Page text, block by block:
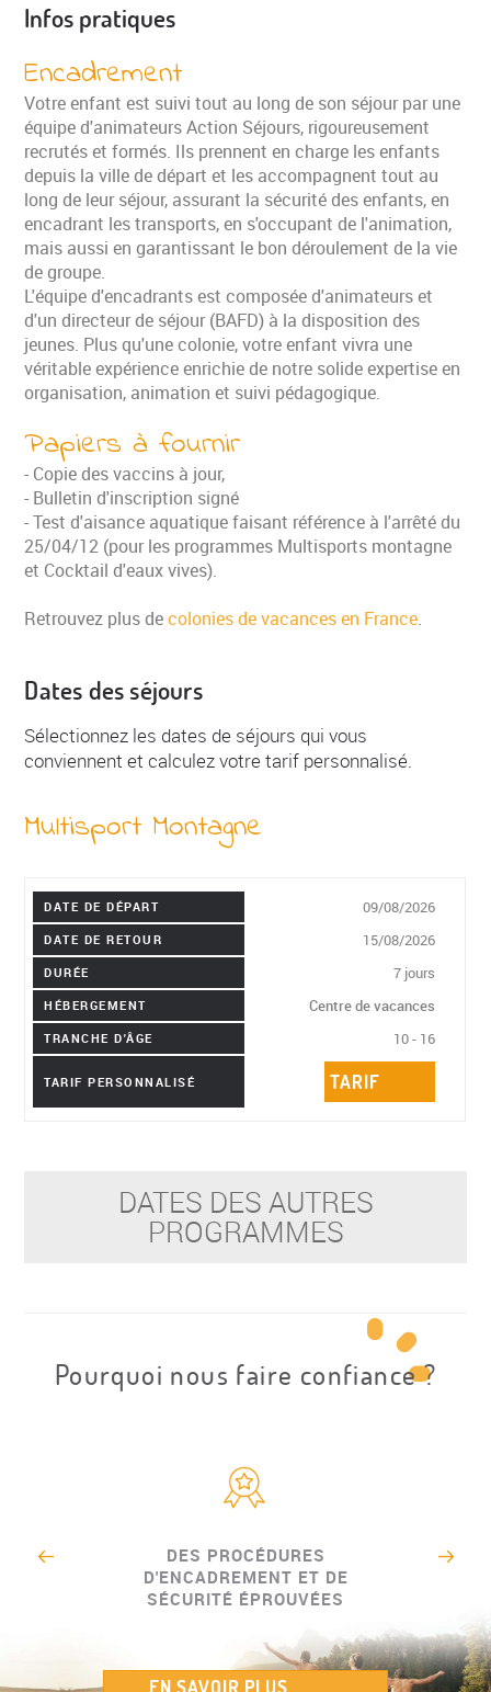
Infos pratiques
Encadrement
Votre enfant est suivi tout au long de son séjour par une
équipe d'animateurs Action Séjours, rigoureusement
recrutés et formés. Ils prennent en charge les enfants
depuis la ville de départ et les accompagnent tout au
long de leur séjour, assurant la sécurité des enfants, en
encadrant les transports, en s'occupant de l'animation,
mais aussi en garantissant le bon déroulement de la vie
de groupe.
L'équipe d'encadrants est composée d'animateurs et
d'un directeur de séjour (BAFD) à la disposition des
jeunes. Plus qu'une colonie, votre enfant vivra une
véritable expérience enrichie de notre solide expertise en
organisation, animation et suivi pédagogique.
Papiers à fournir
- Copie des vaccins à jour,
- Bulletin d'inscription signé
- Test d'aisance aquatique faisant référence à l'arrêté du
25/04/12 (pour les programmes Multisports montagne
et Cocktail d'eaux vives).
Retrouvez plus decolonies de vacances en France.
Dates des séjours
Sélectionnez les dates de séjours qui vous
conviennent et calculez votre tarif personnalisé.
Multisport Montagne
DATE DE DÉPART 09/08/2026
DATE DE RETOUR 15/08/2026
DURÉE 7 jours
HÉBERGEMENT Centre de vacances
TRANCHE D'ÂGE 10 - 16
TARIF PERSONNALISÉ TARIF
DATES DES AUTRES
PROGRAMMES
Pourquoi nous faire confiance ?
DES PROCÉDURES
D'ENCADREMENT ET DE
SÉCURITÉ ÉPROUVÉES
EN SAVOIR PLUS